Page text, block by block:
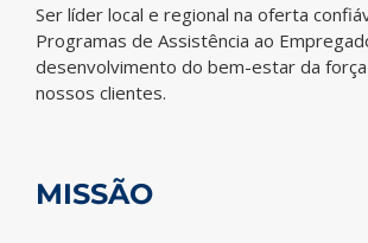
Ser líder local e regional na oferta
Programas de Assistência ao
desenvolvimento do bem-estar da
nossos clientes.
MISSÃO